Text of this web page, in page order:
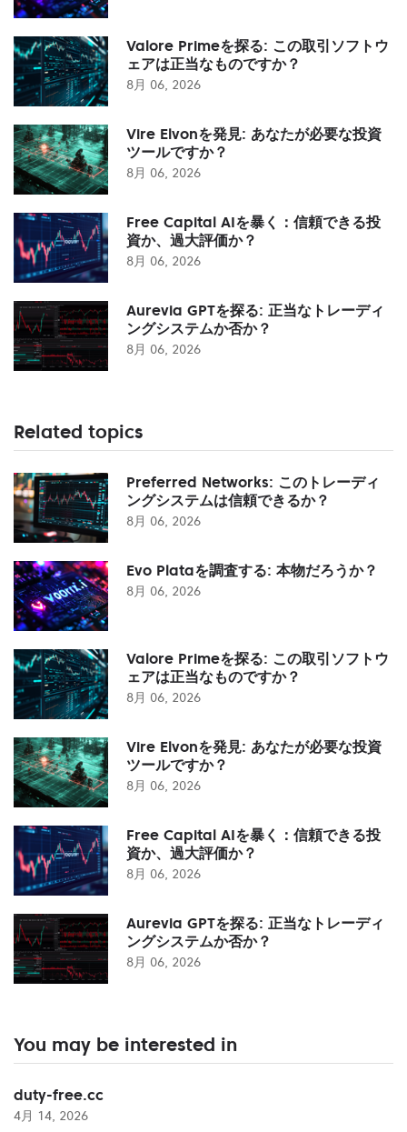
Valore Primeを探る: この取引ソフトウ
ェアは正当なものですか？
8月 06, 2026
Vire Elvonを発見: あなたが必要な投資
ツールですか？
8月 06, 2026
Free Capital AIを暴く：信頼できる投
資か、過大評価か？
8月 06, 2026
Aurevia GPTを探る: 正当なトレーディ
ングシステムか否か？
8月 06, 2026
Related topics
Preferred Networks: このトレーディ
ングシステムは信頼できるか？
8月 06, 2026
Evo Plataを調査する: 本物だろうか？
8月 06, 2026
Valore Primeを探る: この取引ソフトウ
ェアは正当なものですか？
8月 06, 2026
Vire Elvonを発見: あなたが必要な投資
ツールですか？
8月 06, 2026
Free Capital AIを暴く：信頼できる投
資か、過大評価か？
8月 06, 2026
Aurevia GPTを探る: 正当なトレーディ
ングシステムか否か？
8月 06, 2026
You may be interested in
duty-free.cc
4月 14, 2026